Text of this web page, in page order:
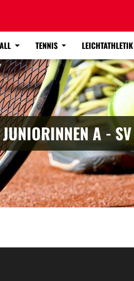
TENNIS LEICHTATHLETIK
JUNIORINNEN A -